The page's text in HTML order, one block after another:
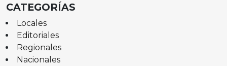
CATEGORÍAS
Locales
Editoriales
Regionales
Nacionales